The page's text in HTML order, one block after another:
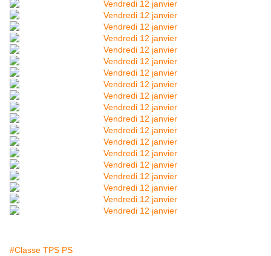
#Classe TPS PS